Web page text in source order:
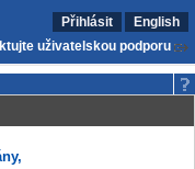
Přihlásit
English
uživatelskou podporu